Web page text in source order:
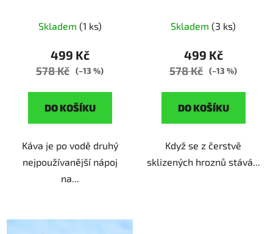
Skladem (1 ks)
499 Kč
578 Kč (–13 %)
DO KOŠÍKU
Káva je po vodě druhý
nejpoužívanější nápoj
na...
Skladem (3 ks)
499 Kč
578 Kč (–13 %)
DO KOŠÍKU
Když se z čerstvě
sklizených hroznů stává...